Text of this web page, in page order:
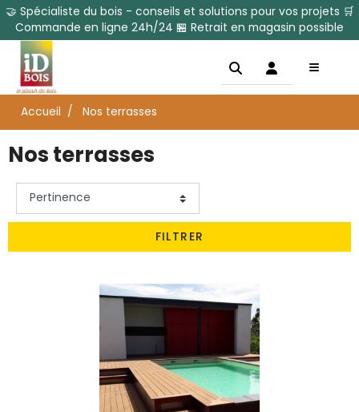
🤝 Spécialiste du bois - conseils et solutions pour vos projets 🛒
Commande en ligne 24h/24 🏪 Retrait en magasin possible
Accueil Nos terrasses
Nos terrasses
FILTRER